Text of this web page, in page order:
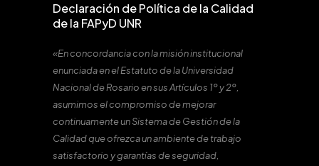
Declaración de Política de la Calidad
de la FAPyD UNR
«En concordancia con la misión institucional
enunciada en el Estatuto de la Universidad
Nacional de Rosario en sus Artículos 1º y 2º,
asumimos el compromiso de mejorar
continuamente un Sistema de Gestión de la
Calidad que ofrezca un ambiente de trabajo
satisfactorio y garantías de seguridad,